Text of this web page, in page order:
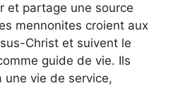
et partage une source
mennonites croient aux
Christ et suivent le
guide de vie. Ils
une vie de service,